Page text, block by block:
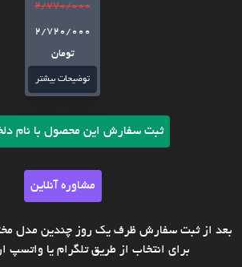
2/770/000
2/720/000
تومان
توضیحات بیشتر
ثبت سفارش این محصول با نام
مشاوره آنلاین
بعد از ثبت سفارش ظرف یک روز چندین مدل
برای انتخاب از طریق تلگرام یا